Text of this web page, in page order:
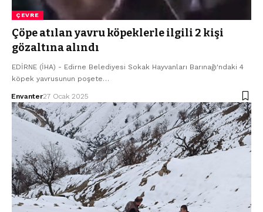
ÇEVRE
Çöpe atılan yavru köpeklerle ilgili 2 kişi
gözaltına alındı
EDİRNE (İHA) - Edirne Belediyesi Sokak Hayvanları Barınağı'ndaki 4
köpek yavrusunun poşete…
Envanter27 Ocak 2025